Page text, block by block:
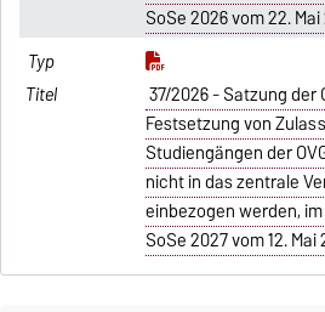
SoSe 2026 vom 22.
37/2026 - Satzung der
Festsetzung von
Studiengängen der
nicht in das zentrale
einbezogen werden,
SoSe 2027 vom 12. Mai